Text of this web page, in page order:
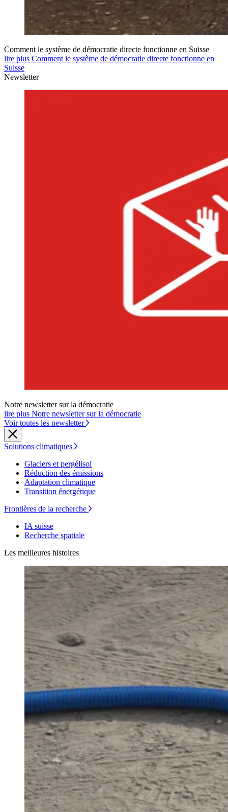
Comment le système de démocratie directe fonctionne en Suisse
lire plus Comment le système de démocratie directe fonctionne en
Suisse
Newsletter
Notre newsletter sur la démocratie
lire plus Notre newsletter sur la démocratie
Voir toutes les newsletter
Solutions climatiques
Glaciers et pergélisol
Réduction des émissions
Adaptation climatique
Transition énergétique
Frontières de la recherche
IA suisse
Recherche spatiale
Les meilleures histoires